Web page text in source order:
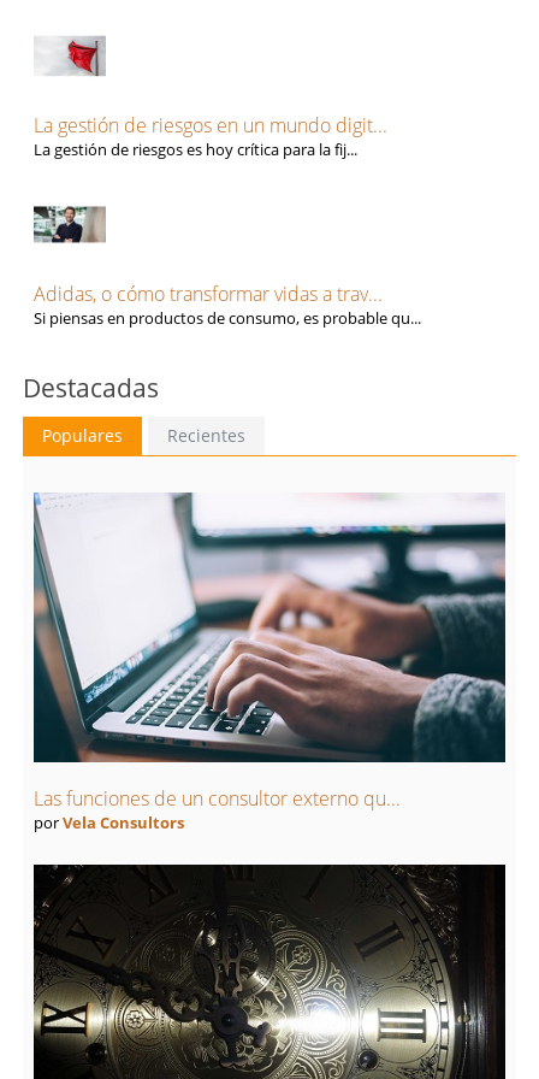
Segovia
Sevilla
Tarragona
Teruel
Valladolid
Vizcaya
Zaragoza
Seguridad Alimentaria
Seguros
Tecnología, Software e IA
Ventas y Comercial
La gestión de riesgos en un mundo digit...
La gestión de riesgos es hoy crítica para la fij...
Adidas, o cómo transformar vidas a trav...
Si piensas en productos de consumo, es probable qu...
Destacadas
Populares Recientes
Las funciones de un consultor externo qu...
porVela Consultors